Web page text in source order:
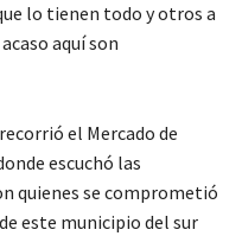
lo tienen todo y otros a
aquí son
el Mercado de
escuchó las
quienes se comprometió
este municipio del sur